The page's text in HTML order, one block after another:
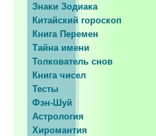
Знаки Зодиака
Китайский гороскоп
Книга Перемен
Тайна имени
Толкователь снов
Книга чисел
Тесты
Фэн-Шуй
Астрология
Хиромантия